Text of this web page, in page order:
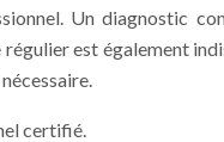
Un diagnostic
régulier est également
certifié.